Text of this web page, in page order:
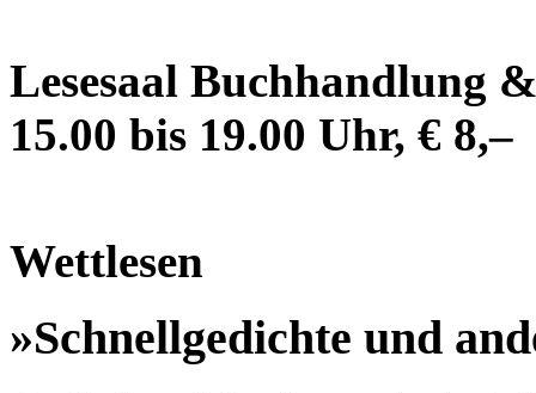
Lesesaal Buchhandlung
15.00 bis 19.00 Uhr, € 8,–
Wettlesen
»Schnellgedichte und